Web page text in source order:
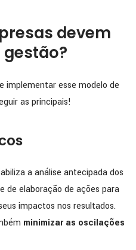
devem
implementar esse modelo de
as principais!
a análise antecipada dos
de elaboração de ações para
impactos nos resultados.
minimizar as oscilações